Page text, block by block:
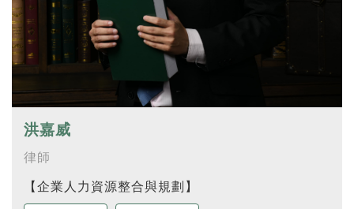
洪嘉威
律師
【企業人力資源整合與規劃】